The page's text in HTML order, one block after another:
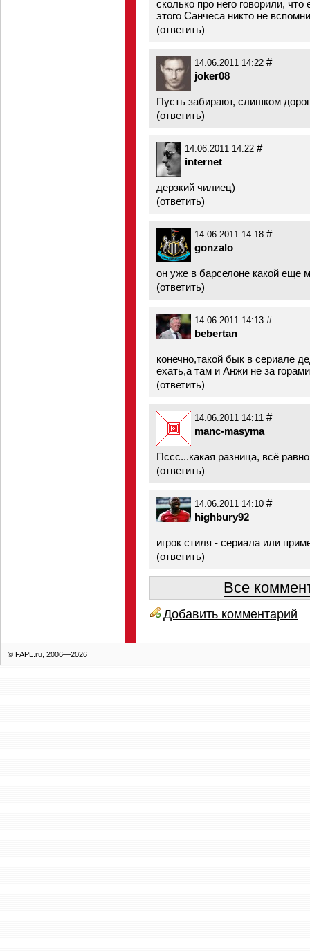
сколько про него говорили,
этого Санчеса никто не
(ответить)
14.06.2011 14:22 #
joker08
Пусть забирают, слишком
(ответить)
14.06.2011 14:22 #
internet
дерзкий чилиец)
(ответить)
14.06.2011 14:18 #
gonzalo
он уже в барселоне какой еще
(ответить)
14.06.2011 14:13 #
bebertan
конечно,такой бык в сериале
ехать,а там и Анжи не за горами
(ответить)
14.06.2011 14:11 #
manc-masyma
Пссс...какая разница, всё
(ответить)
14.06.2011 14:10 #
highbury92
игрок стиля - сериала или
(ответить)
Все
Добавить комментарий
© FAPL.ru, 2006—2026